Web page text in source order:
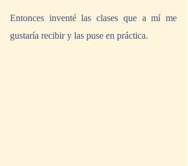
Entonces inventé las clases que a mí me
gustaría recibir y las puse en práctica.